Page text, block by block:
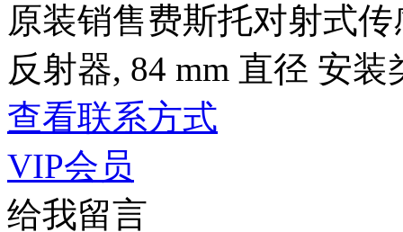
原装销售费斯托对射式
反射器, 84 mm 直径 安
查看联系方式
VIP会员
给我留言